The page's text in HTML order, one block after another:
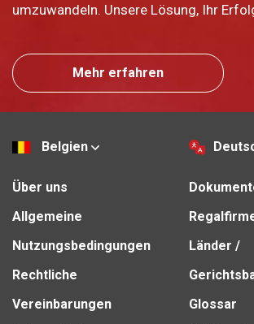
umzuwandeln. Unsere Lösung, Ihr
Mehr erfahren
Belgien
Über uns
Allgemeine
Nutzungsbedingungen
Rechtliche
Vereinbarungen
Länder /
Glossar